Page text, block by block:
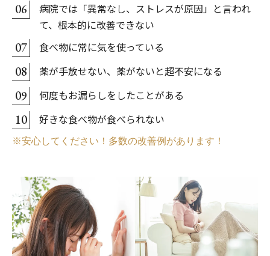
06
病院では「異常なし、ストレスが原因」と言われ
て、根本的に改善できない
07 食べ物に常に気を使っている
08 薬が手放せない、薬がないと超不安になる
09 何度もお漏らしをしたことがある
10 好きな食べ物が食べられない
※安心してください！多数の改善例があります！